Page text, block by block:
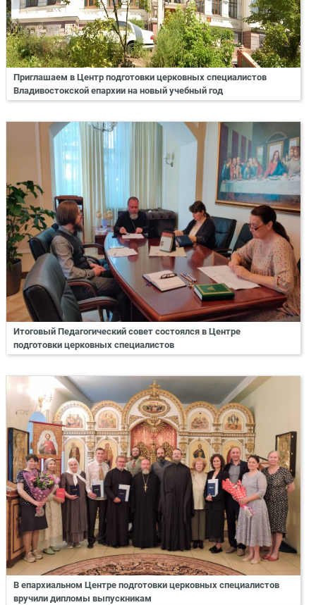
Приглашаем в Центр подготовки церковных специалистов
Владивостокской епархии на новый учебный год
Итоговый Педагогический совет состоялся в Центре
подготовки церковных специалистов
В епархиальном Центре подготовки церковных специалистов
вручили дипломы выпускникам